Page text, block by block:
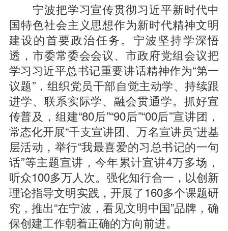
宁波把学习宣传贯彻习近平新时代中
国特色社会主义思想作为新时代精神文明
建设的首要政治任务。宁波坚持学深悟
透，市委常委会会议、市政府党组会议把
学习习近平总书记重要讲话精神作为“第一
议题”，组织党员干部自觉主动学、持续跟
进学、联系实际学、融会贯通学。抓好宣
传普及，组建“80后”“90后”“00后”宣讲团，
常态化开展“千支宣讲团、万名宣讲员”进基
层活动，举行“我最喜爱的习总书记的一句
话”等主题宣讲，今年累计宣讲4万多场，
听众100多万人次。强化知行合一，以创新
理论指导文明实践，开展了160多个课题研
究，推出“在宁波，看见文明中国”品牌，确
保创建工作朝着正确的方向前进。